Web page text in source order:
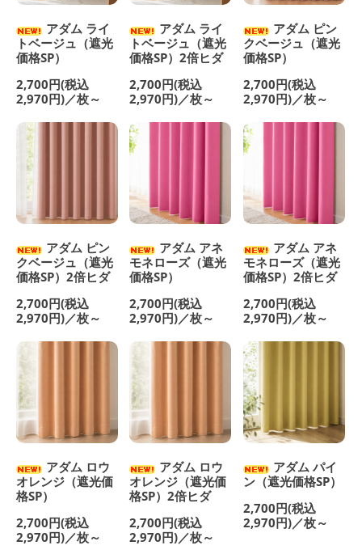
アダム ライ
トベージュ（遮光
価格SP）
2,700円(税込
2,970円)／枚～
アダム ライ
トベージュ（遮光
価格SP）2倍ヒダ
2,700円(税込
2,970円)／枚～
アダム ピン
クベージュ（遮光
価格SP）
2,700円(税込
2,970円)／枚～
アダム ピン
クベージュ（遮光
価格SP）2倍ヒダ
2,700円(税込
2,970円)／枚～
アダム アネ
モネローズ（遮光
価格SP）
2,700円(税込
2,970円)／枚～
アダム アネ
モネローズ（遮光
価格SP）2倍ヒダ
2,700円(税込
2,970円)／枚～
アダム ロウ
オレンジ（遮光価
格SP）
2,700円(税込
2,970円)／枚～
アダム ロウ
オレンジ（遮光価
格SP）2倍ヒダ
2,700円(税込
2,970円)／枚～
アダム パイ
ン（遮光価格SP）
2,700円(税込
2,970円)／枚～